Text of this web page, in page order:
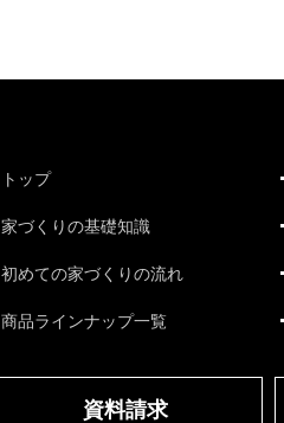
トップ
家づくりの基礎知識
初めての家づくりの流れ
商品ラインナップ一覧
資料請求